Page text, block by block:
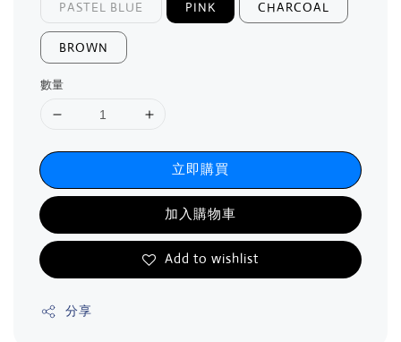
PASTEL BLUE PINK CHARCOAL
BROWN
數量
立即購買
加入購物車
Add to wishlist
分享